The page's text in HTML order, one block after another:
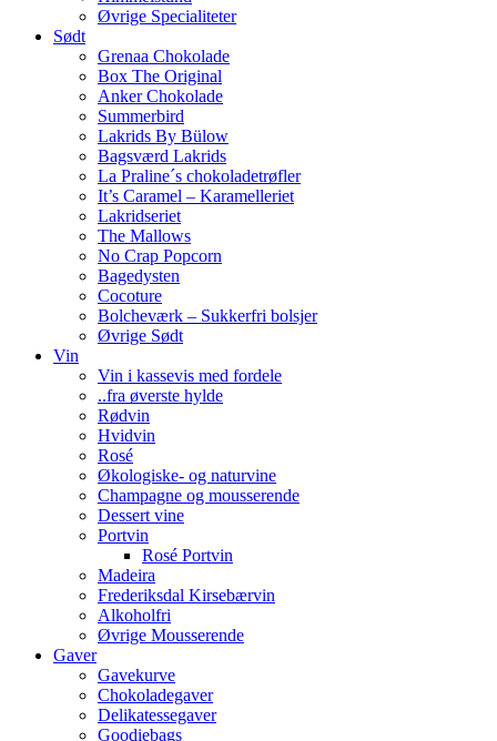
Øvrige Specialiteter
Sødt
Grenaa Chokolade
Box The Original
Anker Chokolade
Summerbird
Lakrids By Bülow
Bagsværd Lakrids
La Praline´s chokoladetrøfler
It’s Caramel – Karamelleriet
Lakridseriet
The Mallows
No Crap Popcorn
Bagedysten
Cocoture
Bolcheværk – Sukkerfri bolsjer
Øvrige Sødt
Vin
Vin i kassevis med fordele
..fra øverste hylde
Rødvin
Hvidvin
Rosé
Økologiske- og naturvine
Champagne og mousserende
Dessert vine
Portvin
Rosé Portvin
Madeira
Frederiksdal Kirsebærvin
Alkoholfri
Øvrige Mousserende
Gaver
Gavekurve
Chokoladegaver
Delikatessegaver
Goodiebags